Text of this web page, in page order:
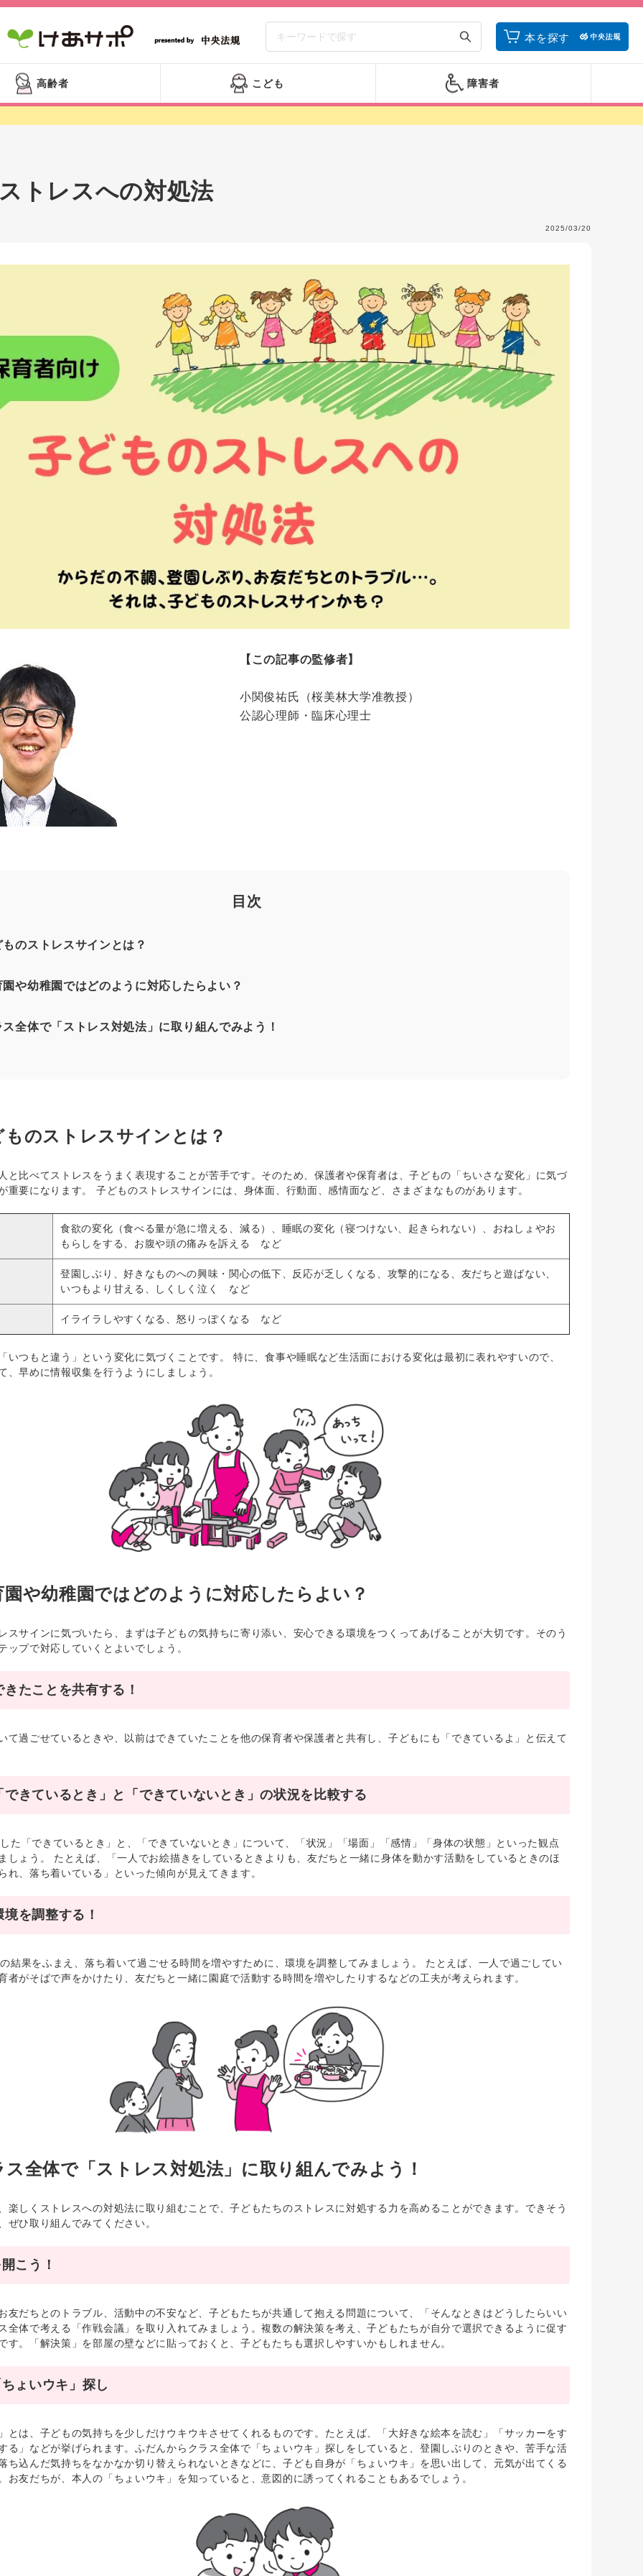
本を探す
高齢者 こども 障害者
トレスへの対処法
2025/03/20
【この記事の監修者】
小関俊祐氏（桜美林大学准教授）
公認心理師・臨床心理士
目次
ものストレスサインとは？
園や幼稚園ではどのように対応したらよい？
ス全体で「ストレス対処法」に取り組んでみよう！
ものストレスサインとは？
比べてストレスをうまく表現することが苦手です。そのため、保護者や保育者は、子どもの「ちいさな変化」に気づ
重要になります。 子どものストレスサインには、身体面、行動面、感情面など、さまざまなものがあります。
食欲の変化（食べる量が急に増える、減る）、睡眠の変化（寝つけない、起きられない）、おねしょやお
もらしをする、お腹や頭の痛みを訴える など
登園しぶり、好きなものへの興味・関心の低下、反応が乏しくなる、攻撃的になる、友だちと遊ばない、
いつもより甘える、しくしく泣く など
イライラしやすくなる、怒りっぽくなる など
つもと違う」という変化に気づくことです。 特に、食事や睡眠など生活面における変化は最初に表れやすいので、
、早めに情報収集を行うようにしましょう。
や幼稚園ではどのように対応したらよい？
サインに気づいたら、まずは子どもの気持ちに寄り添い、安心できる環境をつくってあげることが大切です。そのう
ップで対応していくとよいでしょう。
たことを共有する！
過ごせているときや、以前はできていたことを他の保育者や保護者と共有し、子どもにも「できているよ」と伝えて
きているとき」と「できていないとき」の状況を比較する
「できているとき」と、「できていないとき」について、「状況」「場面」「感情」「身体の状態」といった観点
しょう。 たとえば、「一人でお絵描きをしているときよりも、友だちと一緒に身体を動かす活動をしているときのほ
れ、落ち着いている」といった傾向が見えてきます。
を調整する！
果をふまえ、落ち着いて過ごせる時間を増やすために、環境を調整してみましょう。 たとえば、一人で過ごしてい
者がそばで声をかけたり、友だちと一緒に園庭で活動する時間を増やしたりするなどの工夫が考えられます。
全体で「ストレス対処法」に取り組んでみよう！
しくストレスへの対処法に取り組むことで、子どもたちのストレスに対処する力を高めることができます。できそう
ぜひ取り組んでみてください。
こう！
だちとのトラブル、活動中の不安など、子どもたちが共通して抱える問題について、「そんなときはどうしたらいい
全体で考える「作戦会議」を取り入れてみましょう。複数の解決策を考え、子どもたちが自分で選択できるように促す
す。「解決策」を部屋の壁などに貼っておくと、子どもたちも選択しやすいかもしれません。
ょいウキ」探し
は、子どもの気持ちを少しだけウキウキさせてくれるものです。たとえば、「大好きな絵本を読む」「サッカーをす
る」などが挙げられます。ふだんからクラス全体で「ちょいウキ」探しをしていると、登園しぶりのときや、苦手な活
ち込んだ気持ちをなかなか切り替えられないときなどに、子ども自身が「ちょいウキ」を思い出して、元気が出てくる
お友だちが、本人の「ちょいウキ」を知っていると、意図的に誘ってくれることもあるでしょう。